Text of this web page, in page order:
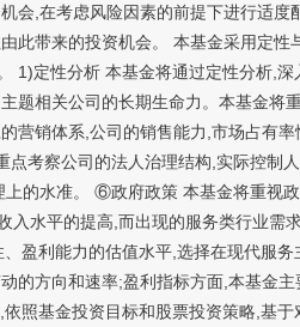
会,在考虑风险因素的前提下进行适度
此带来的投资机会。 本基金采用定性
1)定性分析 本基金将通过定性分析,深
题相关公司的长期生命力。本基金将
营销体系,公司的销售能力,市场占有率
考察公司的法人治理结构,实际控制
的水准。 ⑥政府政策 本基金将重视
入水平的提高,而出现的服务类行业需
盈利能力的估值水平,选择在现代服务
的方向和速率;盈利指标方面,本基金主
照基金投资目标和股票投资策略,基于